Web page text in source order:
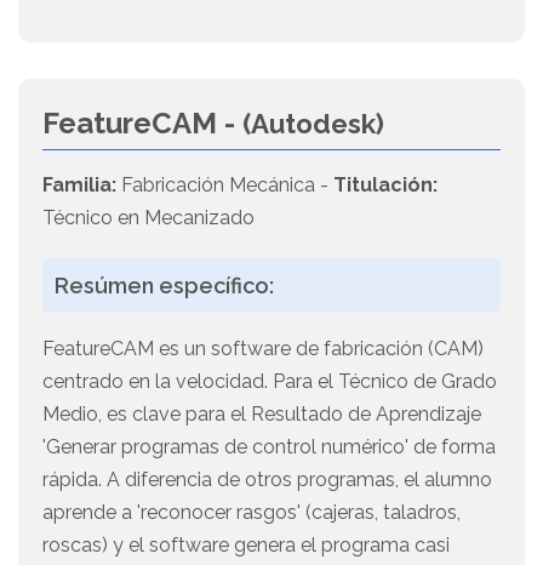
FeatureCAM - (Autodesk)
Familia: Fabricación Mecánica - Titulación:
Técnico en Mecanizado
Resúmen específico:
FeatureCAM es un software de fabricación (CAM)
centrado en la velocidad. Para el Técnico de Grado
Medio, es clave para el Resultado de Aprendizaje
'Generar programas de control numérico' de forma
rápida. A diferencia de otros programas, el alumno
aprende a 'reconocer rasgos' (cajeras, taladros,
roscas) y el software genera el programa casi